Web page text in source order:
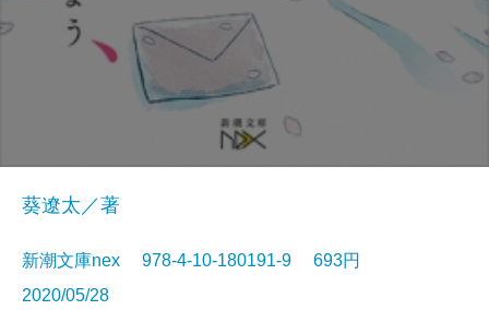
葵遼太／著
新潮文庫nex 978-4-10-180191-9 693円
2020/05/28